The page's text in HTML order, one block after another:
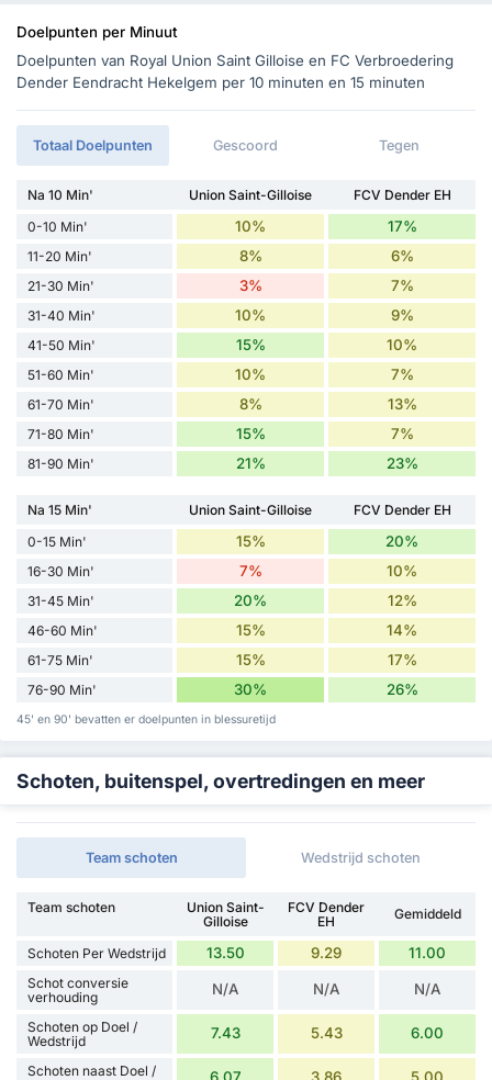
Doelpunten per Minuut
Doelpunten van Royal Union Saint Gilloise en FC Verbroedering
Dender Eendracht Hekelgem per 10 minuten en 15 minuten
Totaal Doelpunten Gescoord Tegen
Na 10 Min' Union Saint-Gilloise
FCV Dender EH
0-10 Min'
10% 17%
11-20 Min' 8% 6%
21-30 Min' 3% 7%
31-40 Min' 10% 9%
41-50 Min' 15% 10%
51-60 Min' 10% 7%
61-70 Min' 8% 13%
71-80 Min' 15% 7%
81-90 Min' 21% 23%
Na 15 Min' Union Saint-Gilloise
FCV Dender EH
0-15 Min'
15% 20%
16-30 Min' 7% 10%
31-45 Min' 20% 12%
46-60 Min' 15% 14%
61-75 Min' 15% 17%
76-90 Min' 30% 26%
45' en 90' bevatten er doelpunten in blessuretijd
Schoten, buitenspel, overtredingen en meer
Team schoten Wedstrijd schoten
Team schoten
Union Saint-
Gilloise
FCV Dender
EH
Gemiddeld
Schoten Per Wedstrijd 13.50 9.29 11.00
Schot conversie
verhouding
N/A N/A N/A
Schoten op Doel /
Wedstrijd
7.43 5.43 6.00
Schoten naast Doel /